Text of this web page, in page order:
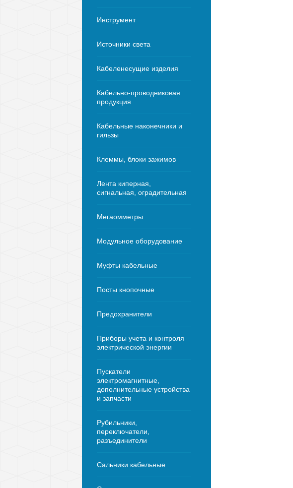
Инструмент
Источники света
Кабеленесущие изделия
Кабельно-проводниковая
продукция
Кабельные наконечники и
гильзы
Клеммы, блоки зажимов
Лента киперная,
сигнальная, оградительная
Мегаомметры
Модульное оборудование
Муфты кабельные
Посты кнопочные
Предохранители
Приборы учета и контроля
электрической энергии
Пускатели
электромагнитные,
дополнительные устройства
и запчасти
Рубильники,
переключатели,
разъединители
Сальники кабельные